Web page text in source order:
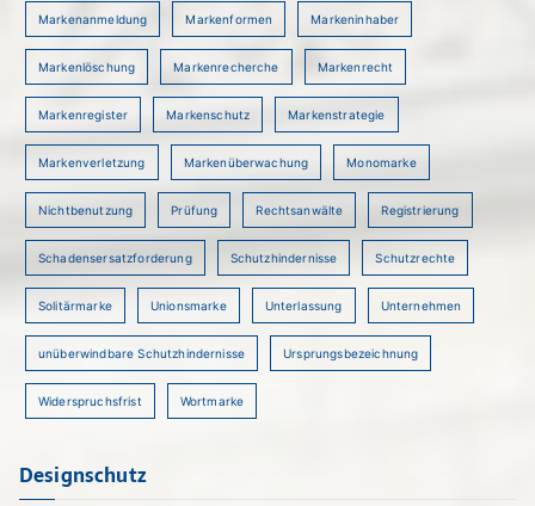
Markenanmeldung Markenformen Markeninhaber
Markenlöschung Markenrecherche Markenrecht
Markenregister Markenschutz Markenstrategie
Markenverletzung Markenüberwachung Monomarke
Nichtbenutzung Prüfung Rechtsanwälte Registrierung
Schadensersatzforderung Schutzhindernisse Schutzrechte
Solitärmarke Unionsmarke Unterlassung Unternehmen
unüberwindbare Schutzhindernisse Ursprungsbezeichnung
Widerspruchsfrist Wortmarke
Designschutz